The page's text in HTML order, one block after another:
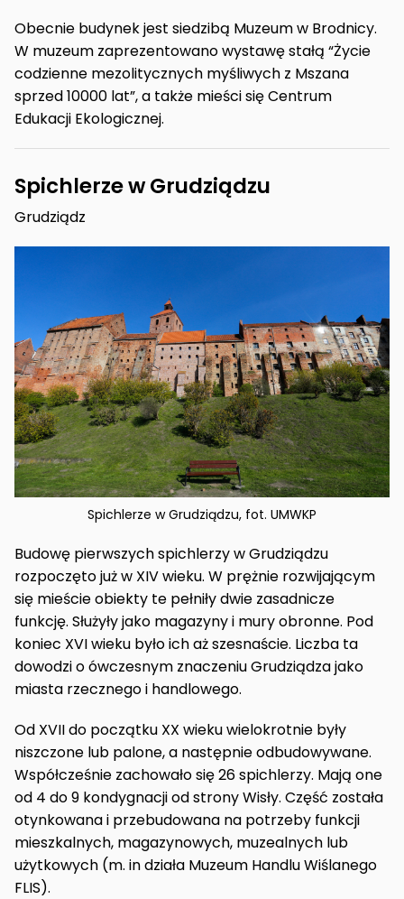
Obecnie budynek jest siedzibą Muzeum w Brodnicy.
W muzeum zaprezentowano wystawę stałą “Życie
codzienne mezolitycznych myśliwych z Mszana
sprzed 10000 lat”, a także mieści się Centrum
Edukacji Ekologicznej.
Spichlerze w Grudziądzu
Grudziądz
Spichlerze w Grudziądzu, fot. UMWKP
Budowę pierwszych spichlerzy w Grudziądzu
rozpoczęto już w XIV wieku. W prężnie rozwijającym
się mieście obiekty te pełniły dwie zasadnicze
funkcję. Służyły jako magazyny i mury obronne. Pod
koniec XVI wieku było ich aż szesnaście. Liczba ta
dowodzi o ówczesnym znaczeniu Grudziądza jako
miasta rzecznego i handlowego.
Od XVII do początku XX wieku wielokrotnie były
niszczone lub palone, a następnie odbudowywane.
Współcześnie zachowało się 26 spichlerzy. Mają one
od 4 do 9 kondygnacji od strony Wisły. Część została
otynkowana i przebudowana na potrzeby funkcji
mieszkalnych, magazynowych, muzealnych lub
użytkowych (m. in działa Muzeum Handlu Wiślanego
FLIS).